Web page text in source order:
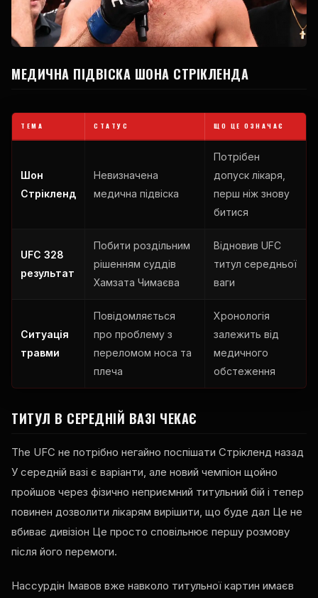
МЕДИЧНА ПІДВІСКА ШОНА СТРІКЛЕНДА
ТЕМА СТАТУС ЩО ЦЕ ОЗНАЧАЄ
Шон
Стрікленд
Невизначена
медична підвіска
Потрібен
допуск лікаря,
перш ніж знову
битися
UFC 328
результат
Побити роздільним
рішенням суддів
Хамзата Чимаєва
Відновив UFC
титул середньої
ваги
Ситуація
травми
Повідомляється
про проблему з
переломом носа та
плеча
Хронологія
залежить від
медичного
обстеження
ТИТУЛ В СЕРЕДНІЙ ВАЗІ ЧЕКАЄ
The UFC не потрібно негайно поспішати Стрікленд назад
У середній вазі є варіанти, але новий чемпіон щойно
пройшов через фізично неприємний титульний бій і тепер
повинен дозволити лікарям вирішити, що буде дал Це не
вбиває дивізіон Це просто сповільнює першу розмову
після його перемоги.
Нассурдін Імавов вже навколо титульної картин имаєв